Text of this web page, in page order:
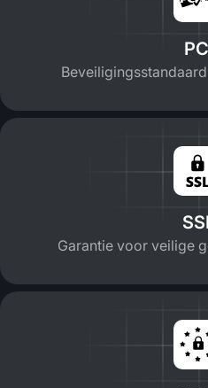
Garantie voor veilige